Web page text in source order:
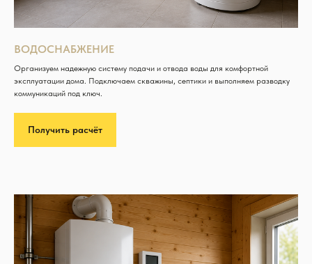
ВОДОСНАБЖЕНИЕ
Организуем надежную систему подачи и отвода воды для комфортной
эксплуатации дома. Подключаем скважины, септики и выполняем разводку
коммуникаций под ключ.
Получить расчёт